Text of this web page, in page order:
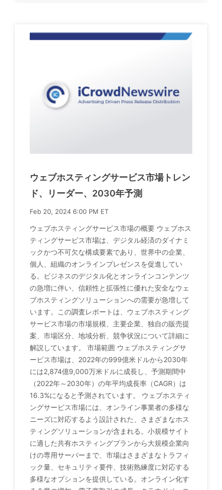
ウェブホスティングサービス市場トレン
ド、リーダー、2030年予測
Feb 20, 2024 6:00 PM ET
ウェブホスティングサービス市場の概要 ウェブホス
ティングサービス市場は、デジタル経済のダイナミ
ックかつ不可欠な構成要素であり、世界中の企業、
個人、組織のオンラインプレゼンスを促進してい
る。ビジネスのデジタル化とオンラインコンテンツ
の急増に伴い、信頼性と拡張性に優れた安全なウェ
ブホスティングソリューションへの需要が急増して
います。この調査レポートは、ウェブホスティング
サービス市場の市場規模、主要企業、独自の販売提
案、市場区分、地域分析、競争状況について詳細に
解説しています。 市場範囲 ウェブホスティングサ
ービス市場は、2022年の999億米ドルから2030年
には2,874億9,000万米ドルに成長し、予測期間中
（2022年～2030年）の年平均成長率（CAGR）は
16.3%になると予測されています。 ウェブホスティ
ングサービス市場には、オンライン事業者の多様な
ニーズに対応するよう設計された、さまざまなホス
ティングソリューションが含まれる。小規模サイト
に適した共有ホスティングプランから大規模企業向
けの専用サーバーまで、市場はさまざまなトラフィ
ック量、セキュリティ要件、技術熟練度に対応する
多様なオプションを提供している。オンライン化す